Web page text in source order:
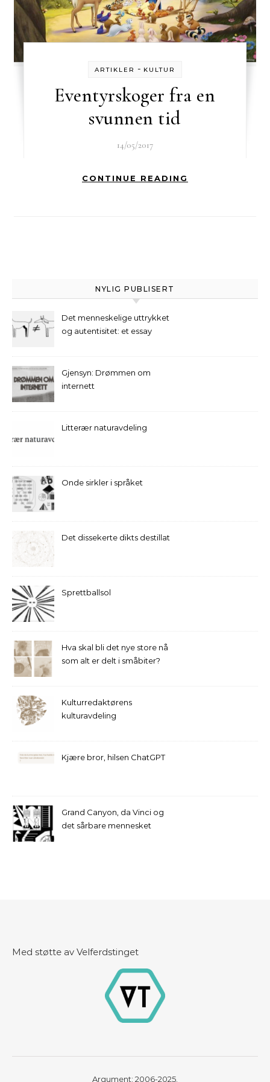
ARTIKLER - KULTUR
Eventyrskoger fra en
svunnen tid
14/05/2017
CONTINUE READING
NYLIG PUBLISERT
Det menneskelige uttrykket
og autentisitet: et essay
Gjensyn: Drømmen om
internett
Litterær naturavdeling
Onde sirkler i språket
Det dissekerte dikts destillat
Sprettballsol
Hva skal bli det nye store nå
som alt er delt i småbiter?
Kulturredaktørens
kulturavdeling
Kjære bror, hilsen ChatGPT
Grand Canyon, da Vinci og
det sårbare mennesket
Med støtte av Velferdstinget
Argument: 2006-2025.